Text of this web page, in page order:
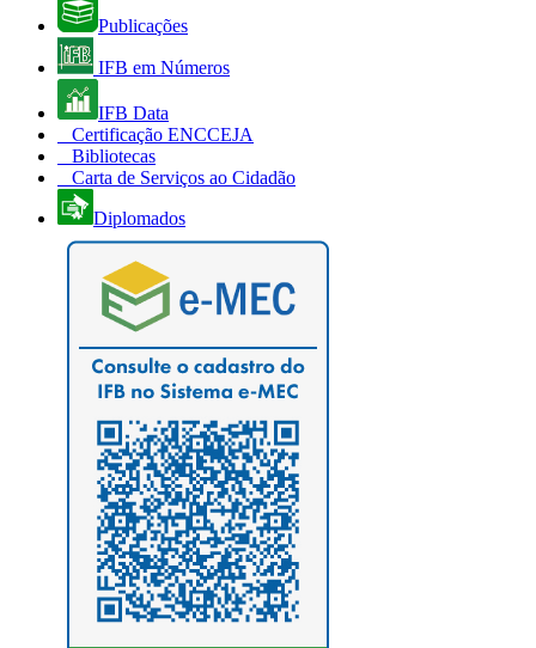
Publicações
IFB em Números
IFB Data
Certificação ENCCEJA
Bibliotecas
Carta de Serviços ao Cidadão
Diplomados